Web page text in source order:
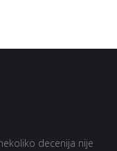
decenija nije